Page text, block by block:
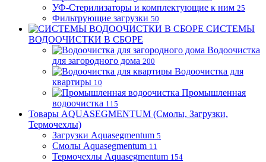
УФ-Стерилизаторы и комплектующие к ним 25
Фильтрующие загрузки 50
СИСТЕМЫ
ВОДООЧИСТКИ В СБОРЕ
Водоочистка
для загородного дома 200
Водоочистка для
квартиры 10
Промышленная
водоочистка 115
Товары AQUASEGMENTUM (Смолы, Загрузки,
Термочехлы)
Загрузки Aquasegmentum 5
Смолы Aquasegmentum 11
Термочехлы Aquasegmentum 154